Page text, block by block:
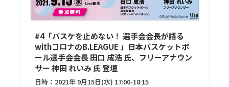
#4「バスケを止めない！ 選手会会長が語る
withコロナのB.LEAGUE 」日本バスケットボ
ール選手会会長 田口 成浩 氏、フリーアナウン
サー 神田 れいみ 氏 登壇
日時：2021年 9月15日(水) 17:00-18:15